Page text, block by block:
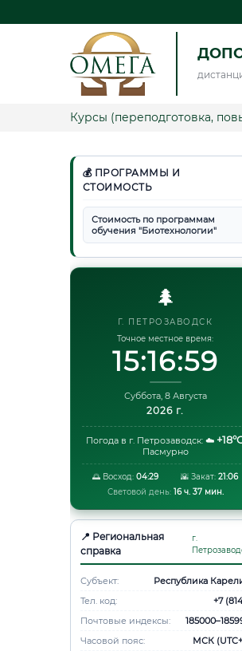
Курсы (переподготовка,
💰 ПРОГРАММЫ И
СТОИМОСТЬ
Стоимость по программам
обучения "Биотехнологии"
🌲
Г. ПЕТРОЗАВОДСК
Точное местное время:
15:17:00
Суббота, 8 Августа
2026 г.
Погода в г. Петрозаводск: ☁️
Пасмурно
🌅 Восход:04:29 🌇 Закат: 21:06
Световой день: 16 ч. 37 мин.
📍 Региональная
справка
г.
Субъект:
Республика
Тел. код:
+7
Почтовые индексы:
Часовой пояс:
МСК